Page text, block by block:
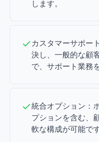
します。
カスタマーサポー
決し、一般的な顧
で、サポート業務
統合オプション：
プションを含む、
軟な構成が可能です